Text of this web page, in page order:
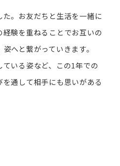
。お友だちと生活を一緒に
験を重ねることでお互いの
へと繋がっていきます。
いる姿など、この1年での
通して相手にも思いがある